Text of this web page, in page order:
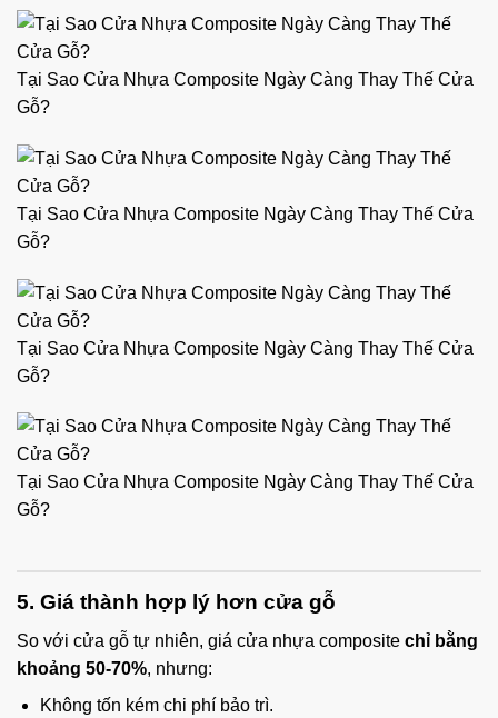
Tại Sao Cửa Nhựa Composite Ngày Càng Thay Thế Cửa
Gỗ?
Tại Sao Cửa Nhựa Composite Ngày Càng Thay Thế Cửa
Gỗ?
Tại Sao Cửa Nhựa Composite Ngày Càng Thay Thế Cửa
Gỗ?
Tại Sao Cửa Nhựa Composite Ngày Càng Thay Thế Cửa
Gỗ?
5. Giá thành hợp lý hơn cửa gỗ
So với cửa gỗ tự nhiên, giá cửa nhựa composite chỉ bằng
khoảng 50-70%, nhưng:
Không tốn kém chi phí bảo trì.